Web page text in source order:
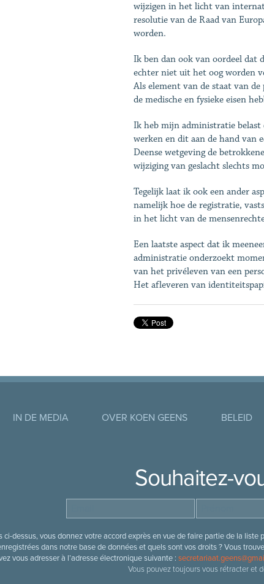
wijzigen in het licht van
resolutie van de Raad van
worden.
Ik ben dan ook van oordeel dat
echter niet uit het oog worden
Als element van de staat van
de medische en fysieke eisen
Ik heb mijn administratie belast
werken en dit aan de hand van
Deense wetgeving de
wijziging van geslacht slechts
Tegelijk laat ik ook een ander
namelijk hoe de registratie,
in het licht van de
Een laatste aspect dat ik
administratie onderzoekt
van het privéleven van een
Het afleveren van
IN DE MEDIA OVER KOEN GEENS BELEID
Souhaitez-
ci-dessus, vous donnez votre accord exprès en vue de faire partie de la
dans notre base de données et quels sont vos droits ? Vous
vous adresser à l’adresse électronique suivante :
Vous pouvez toujours vous rétracter et